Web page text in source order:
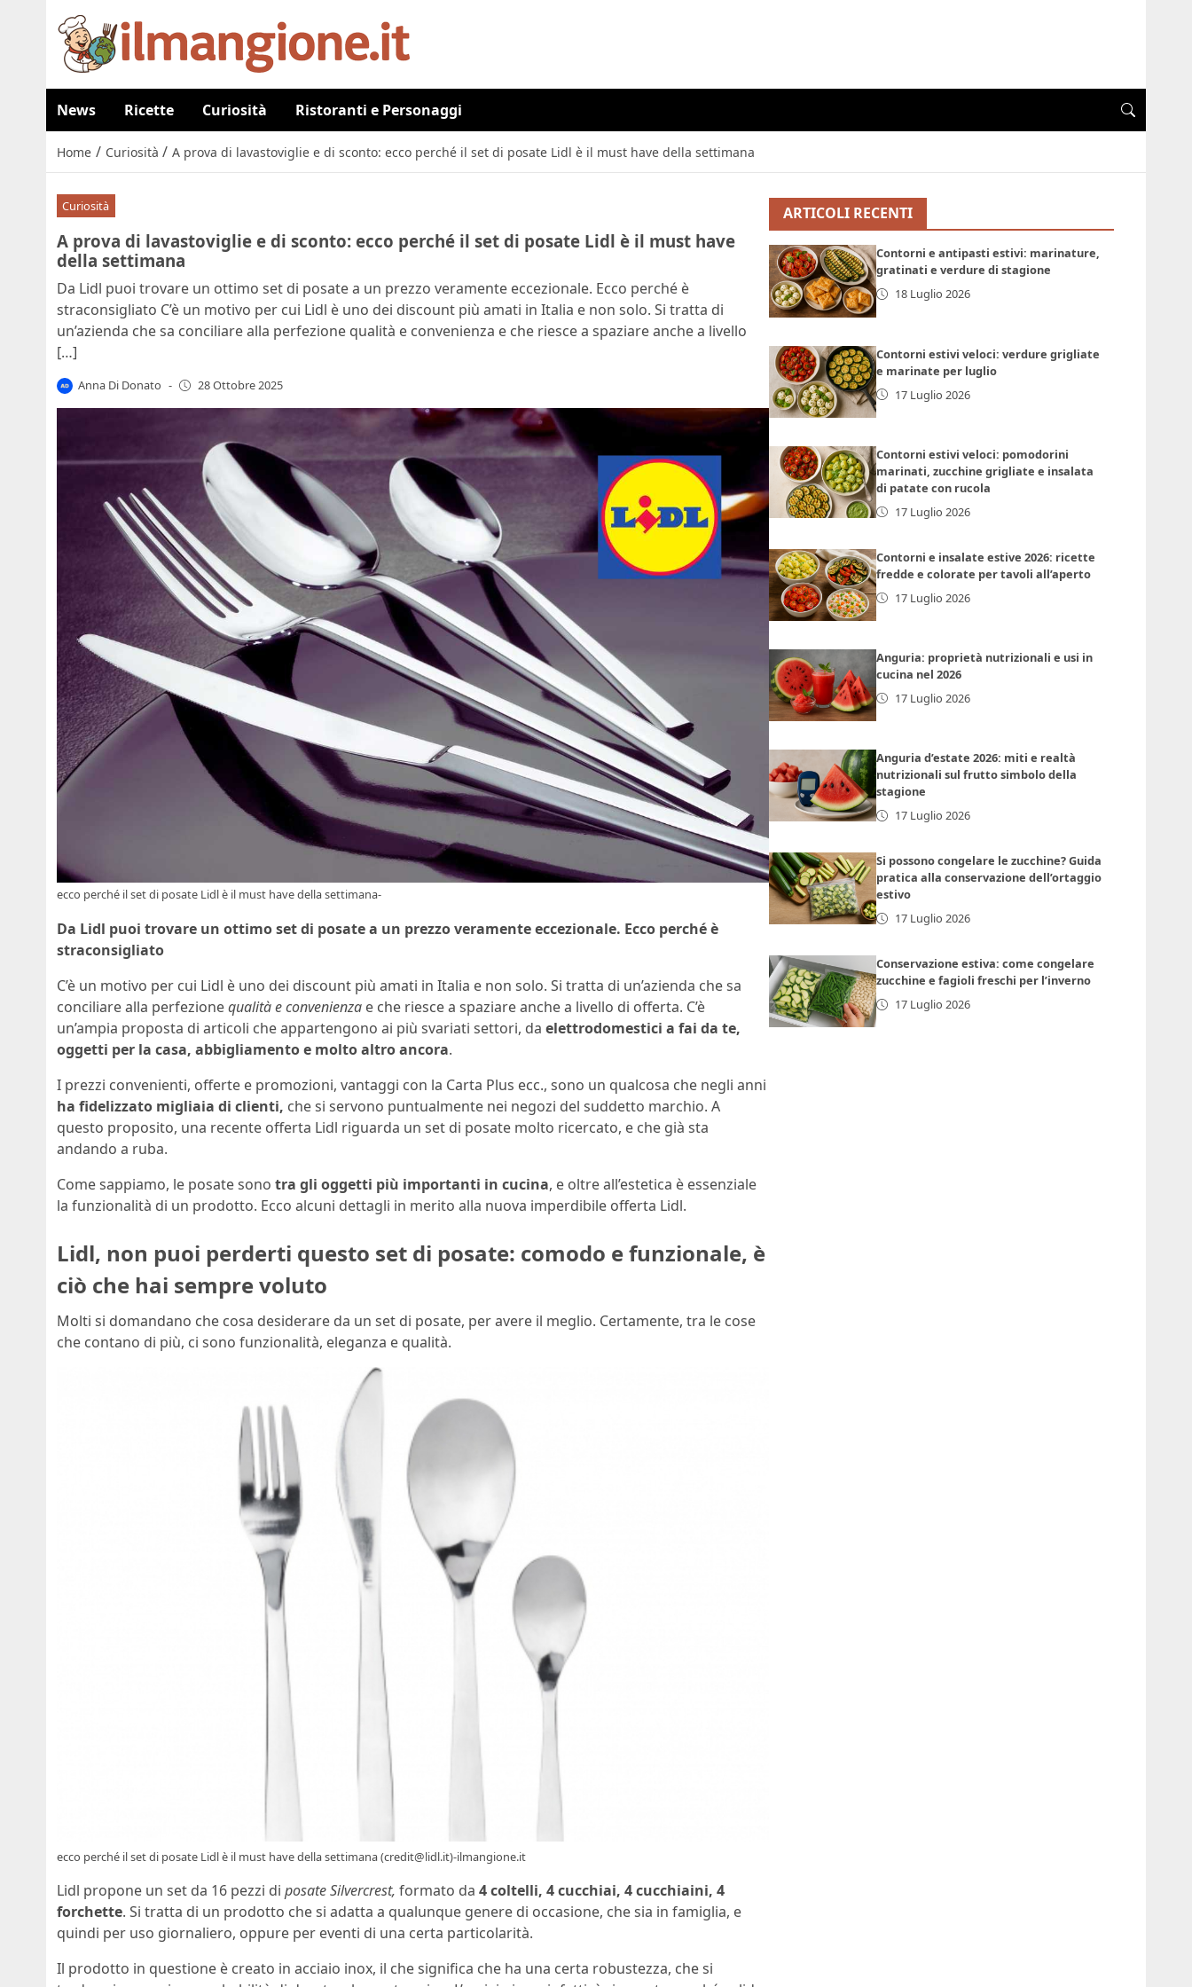
News Ricette Curiosità Ristoranti e Personaggi
Home / Curiosità / A prova di lavastoviglie e di sconto: ecco perché il set di posate Lidl è il must have della settimana
Curiosità
A prova di lavastoviglie e di sconto: ecco perché il set di posate Lidl è il must have
della settimana
Da Lidl puoi trovare un ottimo set di posate a un prezzo veramente eccezionale. Ecco perché è
straconsigliato C’è un motivo per cui Lidl è uno dei discount più amati in Italia e non solo. Si tratta di
un’azienda che sa conciliare alla perfezione qualità e convenienza e che riesce a spaziare anche a livello
[…]
Anna Di Donato - 28 Ottobre 2025
ecco perché il set di posate Lidl è il must have della settimana-
Da Lidl puoi trovare un ottimo set di posate a un prezzo veramente eccezionale. Ecco perché è
straconsigliato
C’è un motivo per cui Lidl è uno dei discount più amati in Italia e non solo. Si tratta di un’azienda che sa
conciliare alla perfezionequalità e convenienza e che riesce a spaziare anche a livello di offerta. C’è
un’ampia proposta di articoli che appartengono ai più svariati settori, da elettrodomestici a fai da te,
oggetti per la casa, abbigliamento e molto altro ancora.
I prezzi convenienti, offerte e promozioni, vantaggi con la Carta Plus ecc., sono un qualcosa che negli anni
ha fidelizzato migliaia di clienti, che si servono puntualmente nei negozi del suddetto marchio. A
questo proposito, una recente offerta Lidl riguarda un set di posate molto ricercato, e che già sta
andando a ruba.
Come sappiamo, le posate sono tra gli oggetti più importanti in cucina, e oltre all’estetica è essenziale
la funzionalità di un prodotto. Ecco alcuni dettagli in merito alla nuova imperdibile offerta Lidl.
Lidl, non puoi perderti questo set di posate: comodo e funzionale, è
ciò che hai sempre voluto
Molti si domandano che cosa desiderare da un set di posate, per avere il meglio. Certamente, tra le cose
che contano di più, ci sono funzionalità, eleganza e qualità.
ecco perché il set di posate Lidl è il must have della settimana (credit@lidl.it)-ilmangione.it
Lidl propone un set da 16 pezzi di posate Silvercrest, formato da 4 coltelli, 4 cucchiai, 4 cucchiaini, 4
forchette. Si tratta di un prodotto che si adatta a qualunque genere di occasione, che sia in famiglia, e
quindi per uso giornaliero, oppure per eventi di una certa particolarità.
Il prodotto in questione è creato in acciaio inox, il che significa che ha una certa robustezza, che si
ARTICOLI RECENTI
Contorni e antipasti estivi: marinature,
gratinati e verdure di stagione
18 Luglio 2026
Contorni estivi veloci: verdure grigliate
e marinate per luglio
17 Luglio 2026
Contorni estivi veloci: pomodorini
marinati, zucchine grigliate e insalata
di patate con rucola
17 Luglio 2026
Contorni e insalate estive 2026: ricette
fredde e colorate per tavoli all’aperto
17 Luglio 2026
Anguria: proprietà nutrizionali e usi in
cucina nel 2026
17 Luglio 2026
Anguria d’estate 2026: miti e realtà
nutrizionali sul frutto simbolo della
stagione
17 Luglio 2026
Si possono congelare le zucchine? Guida
pratica alla conservazione dell’ortaggio
estivo
17 Luglio 2026
Conservazione estiva: come congelare
zucchine e fagioli freschi per l’inverno
17 Luglio 2026